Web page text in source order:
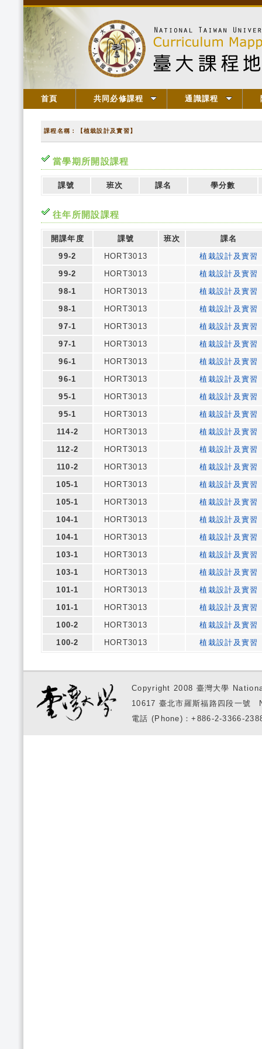
首頁 共同必修課程 通識課程
課程名稱：【植栽設計及實習】
當學期所開設課程
課號 班次 課名 學分數
往年所開設課程
開課年度 課號 班次
課名
99-2
HORT3013
植栽設計及實習
99-2
HORT3013
植栽設計及實習
98-1
HORT3013
植栽設計及實習
98-1
HORT3013
植栽設計及實習
97-1
HORT3013
植栽設計及實習
97-1
HORT3013
植栽設計及實習
96-1
HORT3013
植栽設計及實習
96-1
HORT3013
植栽設計及實習
95-1
HORT3013
植栽設計及實習
95-1
HORT3013
植栽設計及實習
114-2
HORT3013
植栽設計及實習
112-2
HORT3013
植栽設計及實習
110-2
HORT3013
植栽設計及實習
105-1
HORT3013
植栽設計及實習
105-1
HORT3013
植栽設計及實習
104-1
HORT3013
植栽設計及實習
104-1
HORT3013
植栽設計及實習
103-1
HORT3013
植栽設計及實習
103-1
HORT3013
植栽設計及實習
101-1
HORT3013
植栽設計及實習
101-1
HORT3013
植栽設計及實習
100-2
HORT3013
植栽設計及實習
100-2
HORT3013 植栽設計及實習
Copyright 2008 臺灣大學
10617 臺北市羅斯福路四段一
電話 (Phone)：+886-2-3366-